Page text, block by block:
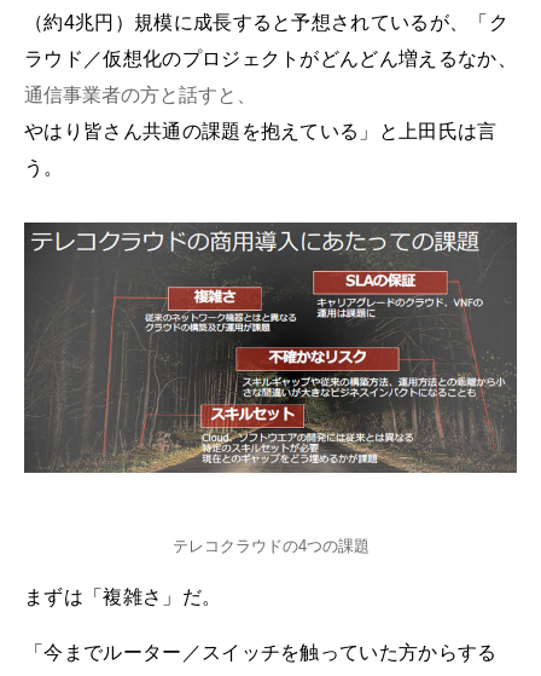
（約4兆円）規模に成長すると予想されているが、「ク
ラウド／仮想化のプロジェクトがどんどん増えるなか、
通信事業者の方と話すと、
やはり皆さん共通の課題を抱えている」と上田氏は言
う。
テレコクラウドの4つの課題
まずは「複雑さ」だ。
「今までルーター／スイッチを触っていた方からする